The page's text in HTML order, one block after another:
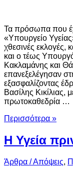
Τα πρόσωπα που
«Υπουργείο
χθεσινές
και ο τέως
Κακλαμάνης και
επανεξελέγησαν
εξασφαλίζοντας
Βασίλης Κικίλιας,
πρωτοκαθεδρία …
Περισσότερα »
Η Υγεία
Άρθρα / Απόψεις,